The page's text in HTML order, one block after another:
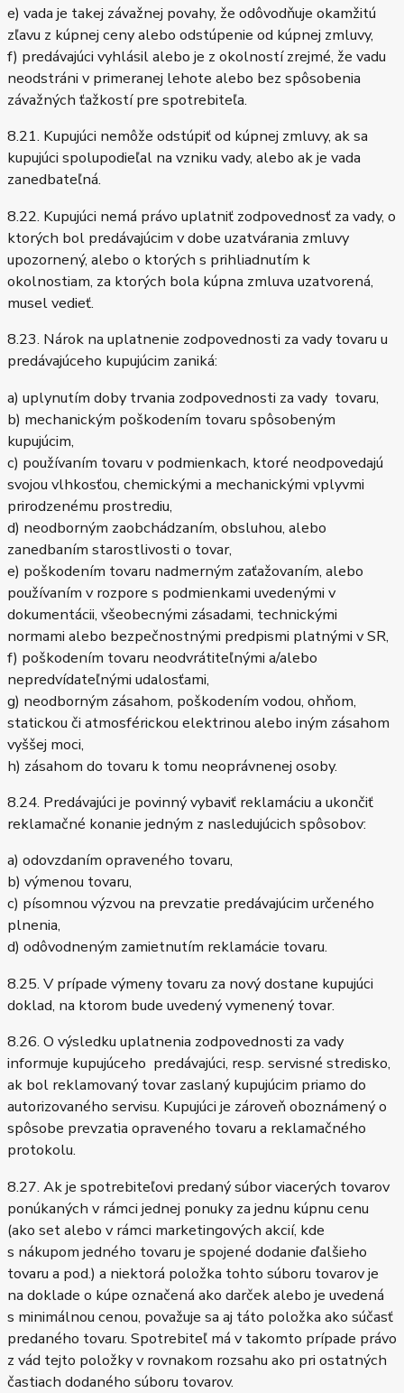
e) vada je takej závažnej povahy, že odôvodňuje okamžitú
zľavu z kúpnej ceny alebo odstúpenie od kúpnej zmluvy,
f) predávajúci vyhlásil alebo je z okolností zrejmé, že vadu
neodstráni v primeranej lehote alebo bez spôsobenia
závažných ťažkostí pre spotrebiteľa.
8.21. Kupujúci nemôže odstúpiť od kúpnej zmluvy, ak sa
kupujúci spolupodieľal na vzniku vady, alebo ak je vada
zanedbateľná.
8.22. Kupujúci nemá právo uplatniť zodpovednosť za vady, o
ktorých bol predávajúcim v dobe uzatvárania zmluvy
upozornený, alebo o ktorých s prihliadnutím k
okolnostiam, za ktorých bola kúpna zmluva uzatvorená,
musel vedieť.
8.23. Nárok na uplatnenie zodpovednosti za vady tovaru u
predávajúceho kupujúcim zaniká:
a) uplynutím doby trvania zodpovednosti za vady tovaru,
b) mechanickým poškodením tovaru spôsobeným
kupujúcim,
c) používaním tovaru v podmienkach, ktoré neodpovedajú
svojou vlhkosťou, chemickými a mechanickými vplyvmi
prirodzenému prostrediu,
d) neodborným zaobchádzaním, obsluhou, alebo
zanedbaním starostlivosti o tovar,
e) poškodením tovaru nadmerným zaťažovaním, alebo
používaním v rozpore s podmienkami uvedenými v
dokumentácii, všeobecnými zásadami, technickými
normami alebo bezpečnostnými predpismi platnými v SR,
f) poškodením tovaru neodvrátiteľnými a/alebo
nepredvídateľnými udalosťami,
g) neodborným zásahom, poškodením vodou, ohňom,
statickou či atmosférickou elektrinou alebo iným zásahom
vyššej moci,
h) zásahom do tovaru k tomu neoprávnenej osoby.
8.24. Predávajúci je povinný vybaviť reklamáciu a ukončiť
reklamačné konanie jedným z nasledujúcich spôsobov:
a) odovzdaním opraveného tovaru,
b) výmenou tovaru,
c) písomnou výzvou na prevzatie predávajúcim určeného
plnenia,
d) odôvodneným zamietnutím reklamácie tovaru.
8.25. V prípade výmeny tovaru za nový dostane kupujúci
doklad, na ktorom bude uvedený vymenený tovar.
8.26. O výsledku uplatnenia zodpovednosti za vady
informuje kupujúceho predávajúci, resp. servisné stredisko,
ak bol reklamovaný tovar zaslaný kupujúcim priamo do
autorizovaného servisu. Kupujúci je zároveň oboznámený o
spôsobe prevzatia opraveného tovaru a reklamačného
protokolu.
8.27. Ak je spotrebiteľovi predaný súbor viacerých tovarov
ponúkaných v rámci jednej ponuky za jednu kúpnu cenu
(ako set alebo v rámci marketingových akcií, kde
s nákupom jedného tovaru je spojené dodanie ďalšieho
tovaru a pod.) a niektorá položka tohto súboru tovarov je
na doklade o kúpe označená ako darček alebo je uvedená
s minimálnou cenou, považuje sa aj táto položka ako súčasť
predaného tovaru. Spotrebiteľ má v takomto prípade právo
z vád tejto položky v rovnakom rozsahu ako pri ostatných
častiach dodaného súboru tovarov.